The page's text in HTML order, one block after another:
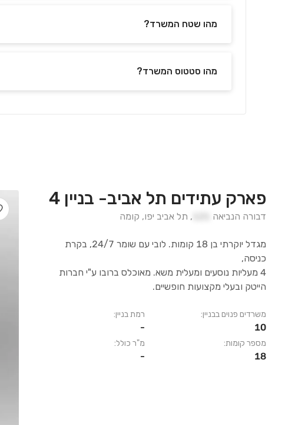
מהו שטח המשרד?
מהו סטטוס המשרד?
פארק עתידים תל אביב- בניין 4
דבורה הנביאה , תל אביב יפו, קומה
מגדל יוקרתי בן 18 קומות. לובי עם שומר 24/7, בקרת
כניסה,
4 מעליות נוסעים ומעלית משא. מאוכלס ברובו ע"י חברות
הייטק ובעלי מקצועות חופשיים.
משרדים פנוים בבניין:
10
מספר קומות:
18
רמת בניין:
-
מ"ר כולל:
-